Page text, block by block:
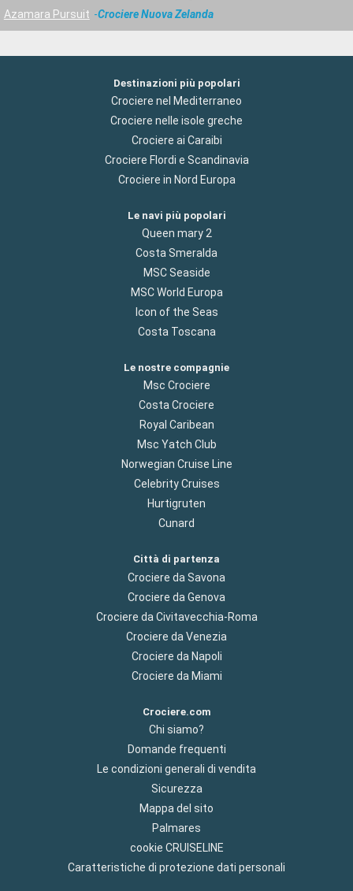
Azamara Pursuit
Crociere Nuova Zelanda
Destinazioni più popolari
Crociere nel Mediterraneo
Crociere nelle isole greche
Crociere ai Caraibi
Crociere Flordi e Scandinavia
Crociere in Nord Europa
Le navi più popolari
Queen mary 2
Costa Smeralda
MSC Seaside
MSC World Europa
Icon of the Seas
Costa Toscana
Le nostre compagnie
Msc Crociere
Costa Crociere
Royal Caribean
Msc Yatch Club
Norwegian Cruise Line
Celebrity Cruises
Hurtigruten
Cunard
Città di partenza
Crociere da Savona
Crociere da Genova
Crociere da Civitavecchia-Roma
Crociere da Venezia
Crociere da Napoli
Crociere da Miami
Crociere.com
Chi siamo?
Domande frequenti
Le condizioni generali di vendita
Sicurezza
Mappa del sito
Palmares
cookie CRUISELINE
Caratteristiche di protezione dati personali